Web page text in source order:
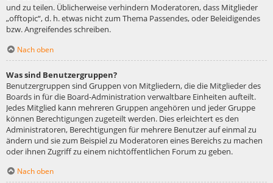
und zu teilen. Üblicherweise verhindern Moderatoren, dass Mitglieder
„offtopic“, d. h. etwas nicht zum Thema Passendes, oder Beleidigendes
bzw. Angreifendes schreiben.
Nach oben
Was sind Benutzergruppen?
Benutzergruppen sind Gruppen von Mitgliedern, die die Mitglieder des
Boards in für die Board-Administration verwaltbare Einheiten aufteilt.
Jedes Mitglied kann mehreren Gruppen angehören und jeder Gruppe
können Berechtigungen zugeteilt werden. Dies erleichtert es den
Administratoren, Berechtigungen für mehrere Benutzer auf einmal zu
ändern und sie zum Beispiel zu Moderatoren eines Bereichs zu machen
oder ihnen Zugriff zu einem nichtöffentlichen Forum zu geben.
Nach oben